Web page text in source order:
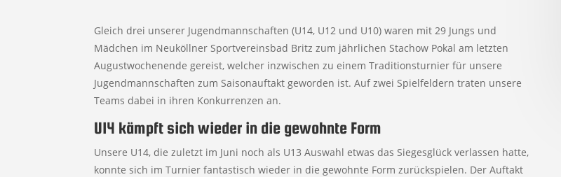
Gleich drei unserer Jugendmannschaften (U14, U12 und U10) waren mit 29 Jungs und
Mädchen im Neuköllner Sportvereinsbad Britz zum jährlichen Stachow Pokal am letzten
Augustwochenende gereist, welcher inzwischen zu einem Traditionsturnier für unsere
Jugendmannschaften zum Saisonauftakt geworden ist. Auf zwei Spielfeldern traten unsere
Teams dabei in ihren Konkurrenzen an.
U14 kämpft sich wieder in die gewohnte Form
Unsere U14, die zuletzt im Juni noch als U13 Auswahl etwas das Siegesglück verlassen hatte,
konnte sich im Turnier fantastisch wieder in die gewohnte Form zurückspielen. Der Auftakt